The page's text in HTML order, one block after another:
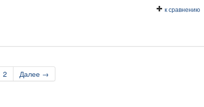
к сравнению
2 Далее →